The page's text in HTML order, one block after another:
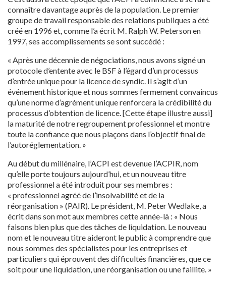
connaître davantage auprès de la population. Le premier
groupe de travail responsable des relations publiques a été
créé en 1996 et, comme l’a écrit M. Ralph W. Peterson en
1997, ses accomplissements se sont succédé :
« Après une décennie de négociations, nous avons signé un
protocole d’entente avec le BSF à l’égard d’un processus
d’entrée unique pour la licence de syndic. Il s’agit d’un
événement historique et nous sommes fermement convaincus
qu’une norme d’agrément unique renforcera la crédibilité du
processus d’obtention de licence. [Cette étape illustre aussi]
la maturité de notre regroupement professionnel et montre
toute la confiance que nous plaçons dans l’objectif final de
l’autoréglementation. »
Au début du millénaire, l’ACPI est devenue l’ACPIR, nom
qu’elle porte toujours aujourd’hui, et un nouveau titre
professionnel a été introduit pour ses membres :
« professionnel agréé de l’insolvabilité et de la
réorganisation » (PAIR). Le président, M. Peter Wedlake, a
écrit dans son mot aux membres cette année-là : « Nous
faisons bien plus que des tâches de liquidation. Le nouveau
nom et le nouveau titre aideront le public à comprendre que
nous sommes des spécialistes pour les entreprises et
particuliers qui éprouvent des difficultés financières, que ce
soit pour une liquidation, une réorganisation ou une faillite. »